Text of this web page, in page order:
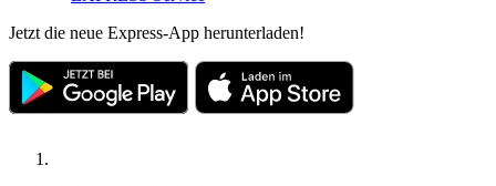
Jetzt die neue Express-App herunterladen!